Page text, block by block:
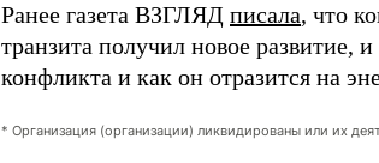
Ранее газета ВЗГЛЯД писала, что
транзита получил новое развитие,
конфликта и как он отразится на
* Организация (организации) ликвидированы или их